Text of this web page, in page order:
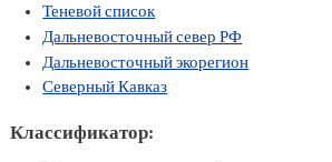
Теневой список
Дальневосточный север РФ
Дальневосточный экорегион
Северный Кавказ
Классификатор: